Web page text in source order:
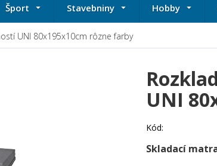
Šport Stavebniny Hobby
UNI 80x195x10cm rôzne farby
Skladací
UNI
Kód: